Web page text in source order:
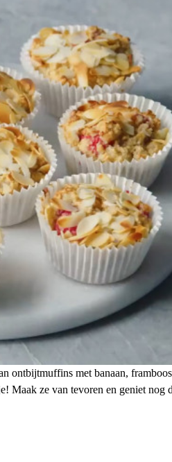
ontbijtmuffins met banaan,
Maak ze van tevoren en geniet nog